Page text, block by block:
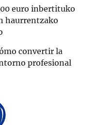
euro inbertituko
haurrentzako
convertir la
profesional